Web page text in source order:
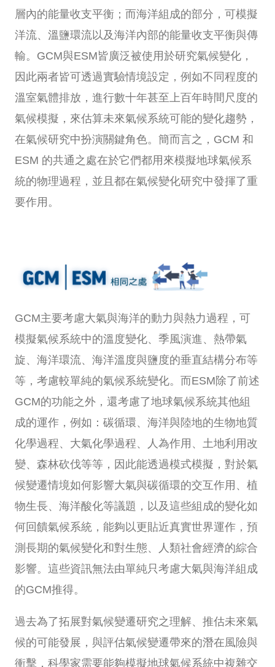
層內的能量收支平衡；而海洋組成的部分，可模擬
洋流、溫鹽環流以及海洋內部的能量收支平衡與傳
輸。GCM與ESM皆廣泛被使用於研究氣候變化，
因此兩者皆可透過實驗情境設定，例如不同程度的
溫室氣體排放，進行數十年甚至上百年時間尺度的
氣候模擬，來估算未來氣候系統可能的變化趨勢，
在氣候研究中扮演關鍵角色。簡而言之，GCM 和
ESM 的共通之處在於它們都用來模擬地球氣候系
統的物理過程，並且都在氣候變化研究中發揮了重
要作用。
GCM主要考慮大氣與海洋的動力與熱力過程，可
模擬氣候系統中的溫度變化、季風演進、熱帶氣
旋、海洋環流、海洋溫度與鹽度的垂直結構分布等
等，考慮較單純的氣候系統變化。而ESM除了前述
GCM的功能之外，還考慮了地球氣候系統其他組
成的運作，例如：碳循環、海洋與陸地的生物地質
化學過程、大氣化學過程、人為作用、土地利用改
變、森林砍伐等等，因此能透過模式模擬，對於氣
候變遷情境如何影響大氣與碳循環的交互作用、植
物生長、海洋酸化等議題，以及這些組成的變化如
何回饋氣候系統，能夠以更貼近真實世界運作，預
測長期的氣候變化和對生態、人類社會經濟的綜合
影響。這些資訊無法由單純只考慮大氣與海洋組成
的GCM推得。
過去為了拓展對氣候變遷研究之理解、推估未來氣
候的可能發展，與評估氣候變遷帶來的潛在風險與
衝擊，科學家需要能夠模擬地球氣候系統中複雜交